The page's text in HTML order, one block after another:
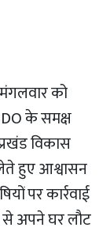
को
के समक्ष
विकास
हुए आश्वासन
पर कार्रवाई
से अपने घर लौट